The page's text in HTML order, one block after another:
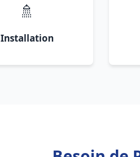
🚿
Installation